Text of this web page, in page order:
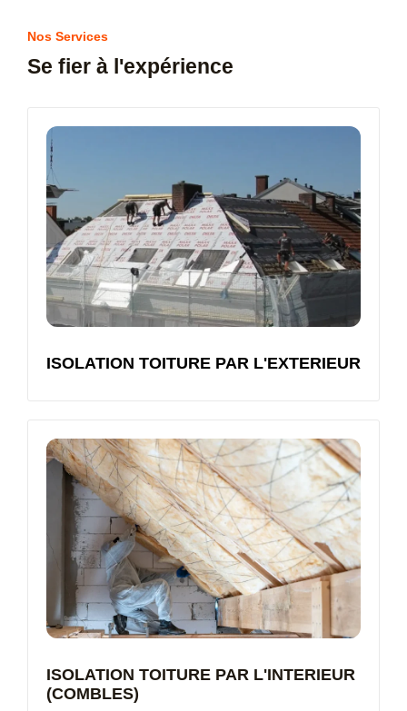
Nos Services
Se fier à l'expérience
ISOLATION TOITURE PAR L'EXTERIEUR
ISOLATION TOITURE PAR L'INTERIEUR
(COMBLES)